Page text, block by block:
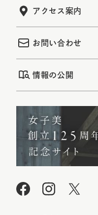
アクセス案内
お問い合わせ
情報の公開